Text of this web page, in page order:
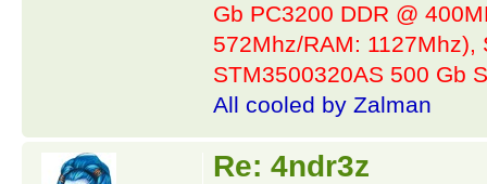
Gb PC3200 DDR @
572Mhz/RAM: 1127Mhz),
STM3500320AS 500 Gb
All cooled by Zalman
Re: 4ndr3z